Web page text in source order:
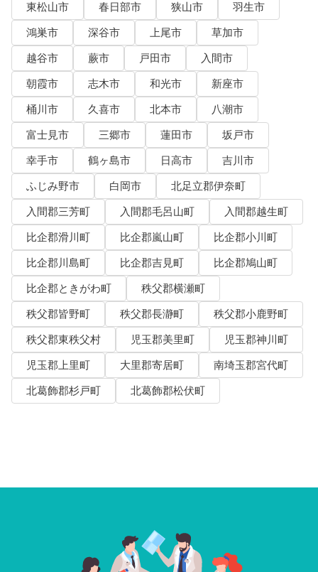
東松山市
春日部市 狭山市
羽生市
鴻巣市
深谷市 上尾市
草加市
越谷市
蕨市 戸田市
入間市
朝霞市
志木市 和光市
新座市
桶川市
久喜市 北本市
八潮市
富士見市
三郷市 蓮田市
坂戸市
幸手市
鶴ヶ島市 日高市
吉川市
ふじみ野市
白岡市
北足立郡伊奈町
入間郡三芳町
入間郡毛呂山町
入間郡越生町
比企郡滑川町
比企郡嵐山町
比企郡小川町
比企郡川島町
比企郡吉見町
比企郡鳩山町
比企郡ときがわ町
秩父郡横瀬町
秩父郡皆野町
秩父郡長瀞町
秩父郡小鹿野町
秩父郡東秩父村
児玉郡美里町
児玉郡神川町
児玉郡上里町
大里郡寄居町
南埼玉郡宮代町
北葛飾郡杉戸町
北葛飾郡松伏町